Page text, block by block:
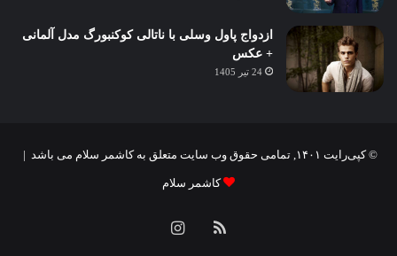
ازدواج پاول وسلی با ناتالی کوکنبورگ مدل آلمانی
+ عکس
24 تیر 1405
© کپی‌رایت ۱۴۰۱, تمامی حقوق وب سایت متعلق به کاشمر سلام می باشد |
کاشمر سلام
خوراکاینستاگرام